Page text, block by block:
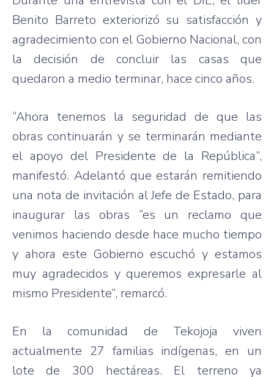
Benito Barreto exteriorizó su satisfacción y
agradecimiento con el Gobierno Nacional, con
la decisión de concluir las casas que
quedaron a medio terminar, hace cinco años.
“Ahora tenemos la seguridad de que las
obras continuarán y se terminarán mediante
el apoyo del Presidente de la República”,
manifestó. Adelantó que estarán remitiendo
una nota de invitación al Jefe de Estado, para
inaugurar las obras “es un reclamo que
venimos haciendo desde hace mucho tiempo
y ahora este Gobierno escuchó y estamos
muy agradecidos y queremos expresarle al
mismo Presidente”, remarcó.
En la comunidad de Tekojoja viven
actualmente 27 familias indígenas, en un
lote de 300 hectáreas. El terreno ya